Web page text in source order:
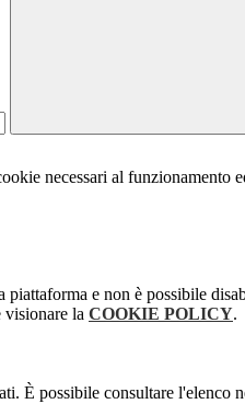
necessari al funzionamento
piattaforma e non è possibile
visionare la COOKIE POLICY.
È possibile consultare l'elenco